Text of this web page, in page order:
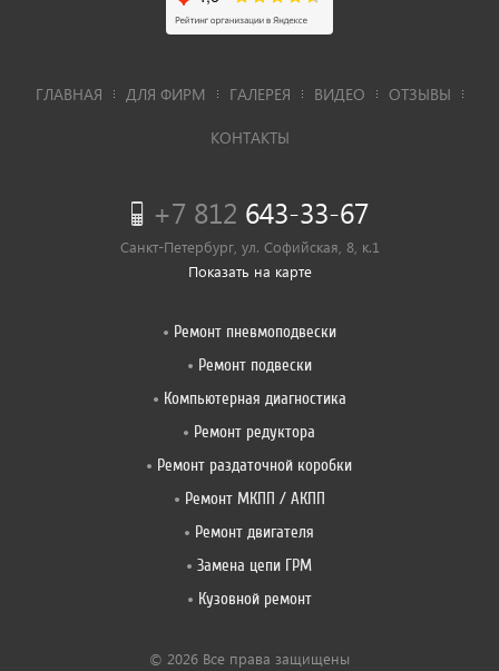
ГЛАВНАЯ ДЛЯ ФИРМ ГАЛЕРЕЯ ВИДЕО ОТЗЫВЫ
КОНТАКТЫ
+7 812 643-33-67
Санкт-Петербург, ул. Софийская, 8, к.1
Показать на карте
Ремонт пневмоподвески
Ремонт подвески
Компьютерная диагностика
Ремонт редуктора
Ремонт раздаточной коробки
Ремонт МКПП / АКПП
Ремонт двигателя
Замена цепи ГРМ
Кузовной ремонт
© 2026 Все права защищены